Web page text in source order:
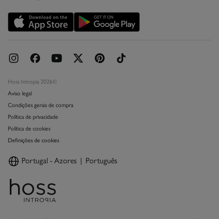
Promoções vigentes
Livro de Reclamações online
Hoss Intropia 2026©
Aviso legal
Condições gerais de compra
Política de privacidade
Política de cookies
Definições de cookies
Portugal - Azores Português